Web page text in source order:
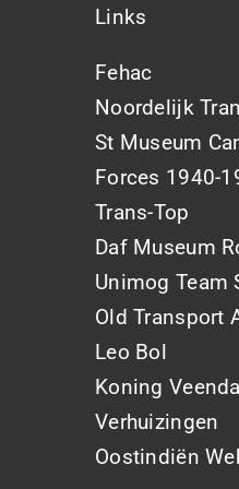
Links
Fehac
Noordelijk
St Museum
Forces 1940-
Trans-Top
Daf Museum
Unimog Team
Old Transport
Leo Bol
Koning
Verhuizingen
Oostindiën